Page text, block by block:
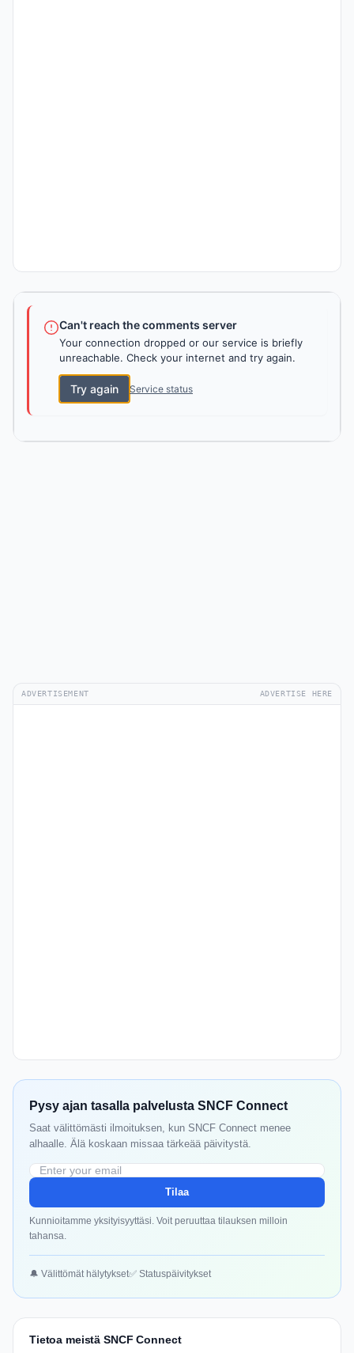
Can't reach the comments server
Your connection dropped or our service is briefly
unreachable. Check your internet and try again.
Try again Service status
ADVERTISEMENT ADVERTISE HERE
Pysy ajan tasalla palvelusta SNCF Connect
Saat välittömästi ilmoituksen, kun SNCF Connect menee
alhaalle. Älä koskaan missaa tärkeää päivitystä.
Tilaa
Kunnioitamme yksityisyyttäsi. Voit peruuttaa tilauksen milloin
tahansa.
🔔 Välittömät hälytykset✅ Statuspäivitykset
Tietoa meistä SNCF Connect